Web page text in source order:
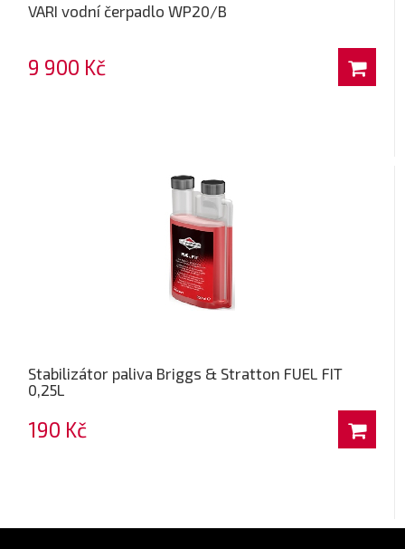
VARI vodní čerpadlo WP20/B
9 900 Kč
Stabilizátor paliva Briggs & Stratton FUEL FIT
0,25L
190 Kč